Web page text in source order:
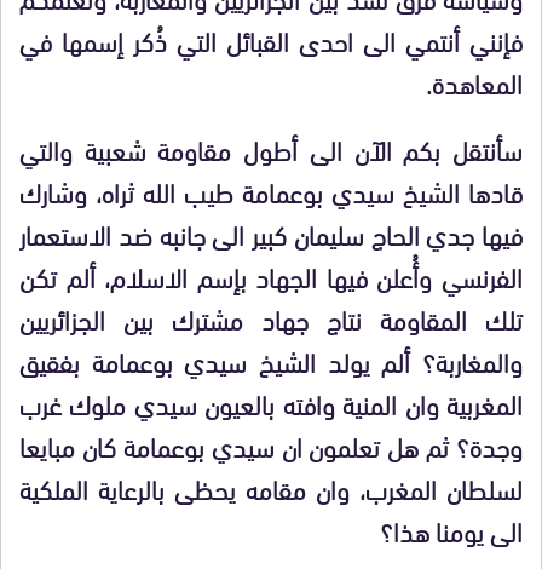
فإنني أنتمي الى احدى القبائل التي ذُكر إسمها في
المعاهدة.
سأنتقل بكم الآن الى أطول مقاومة شعبية والتي
قادها الشيخ سيدي بوعمامة طيب الله ثراه، وشارك
فيها جدي الحاج سليمان كبير الى جانبه ضد الاستعمار
الفرنسي وأُعلن فيها الجهاد بإسم الاسلام، ألم تكن
تلك المقاومة نتاج جهاد مشترك بين الجزائريين
والمغاربة؟ ألم يولد الشيخ سيدي بوعمامة بفقيق
المغربية وان المنية وافته بالعيون سيدي ملوك غرب
وجدة؟ ثم هل تعلمون ان سيدي بوعمامة كان مبايعا
لسلطان المغرب، وان مقامه يحظى بالرعاية الملكية
الى يومنا هذا؟